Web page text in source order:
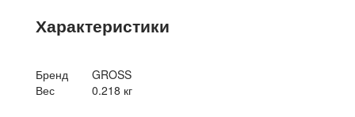
Характеристики
Бренд
GROSS
Вес
0.218 кг